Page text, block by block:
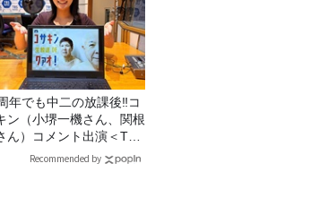
年でも中二の放課後‼コ
ン（小堺一機さん、関根
ん）コメント出演＜TBS
オ番組審議会からのご報
Recommended by